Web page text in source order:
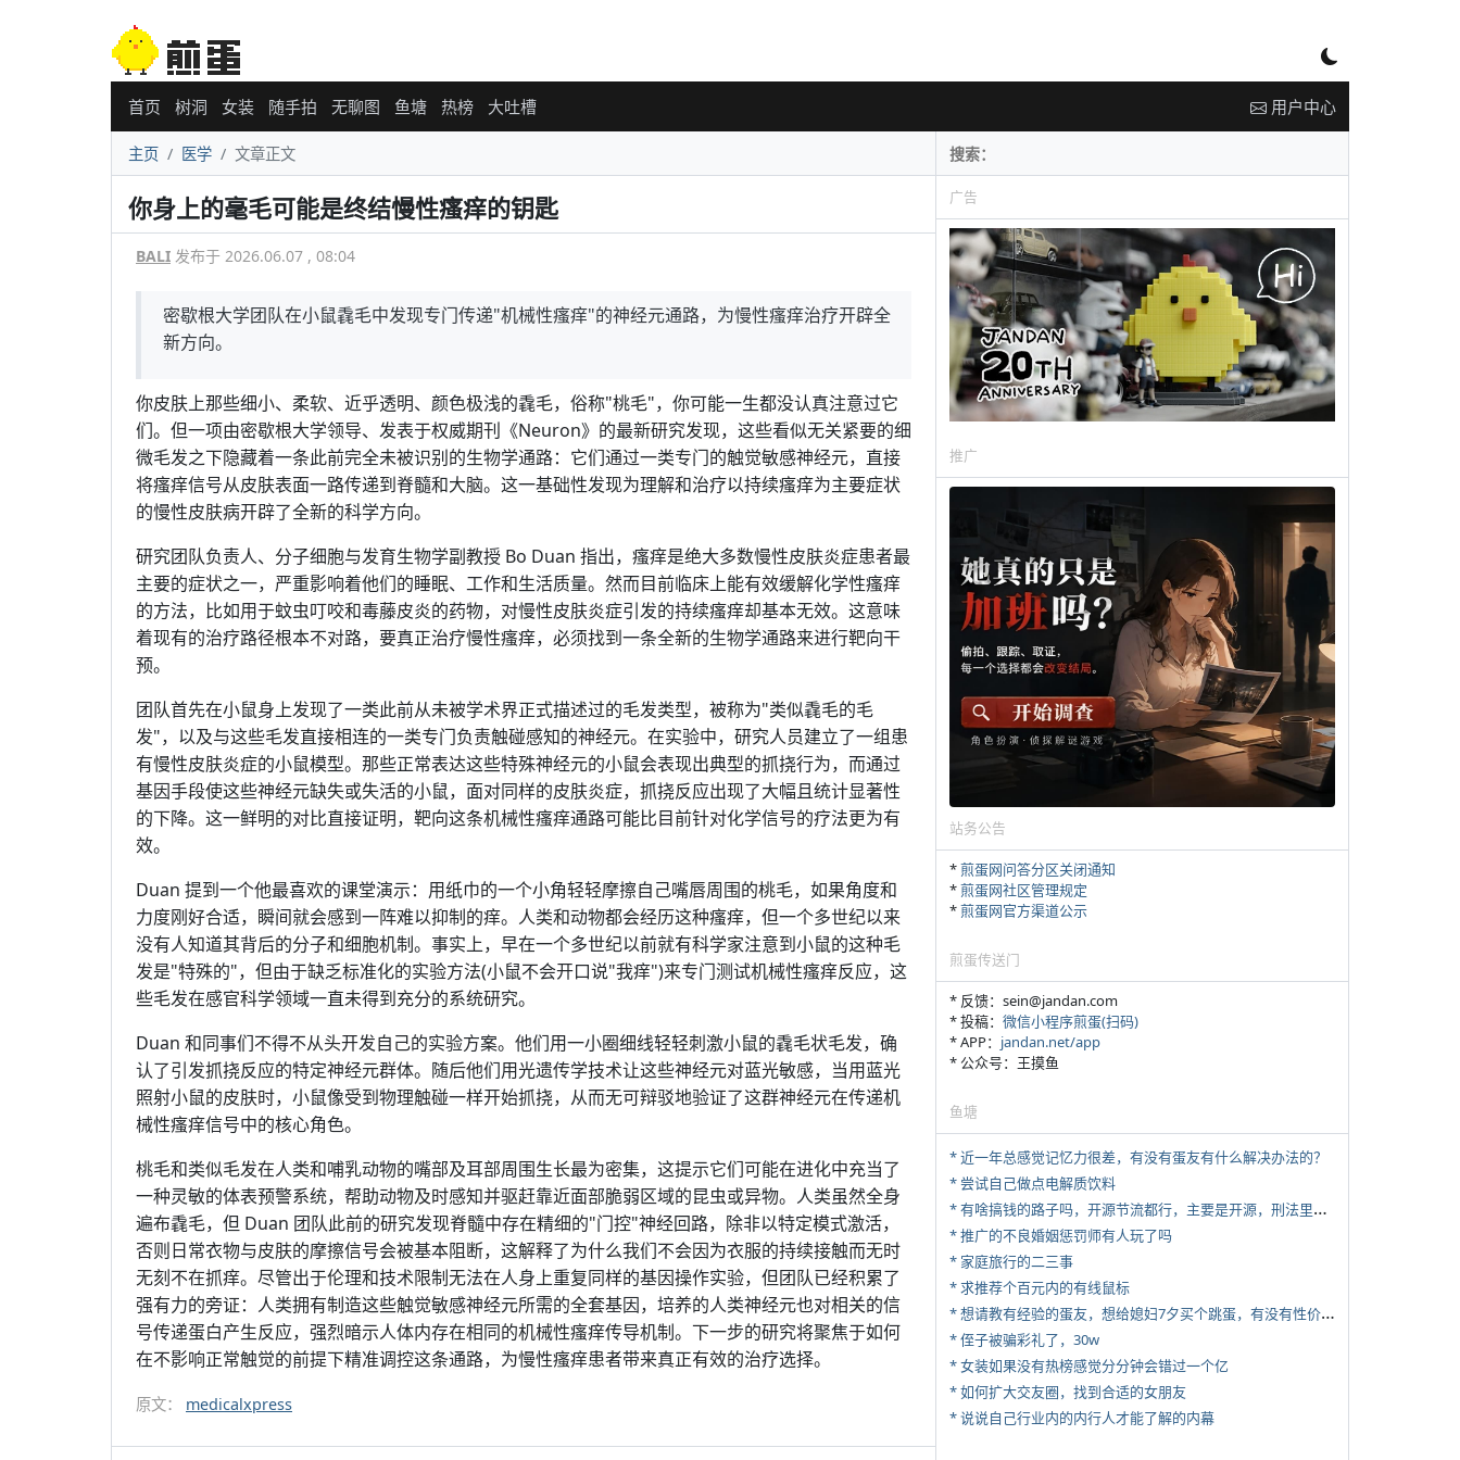
首页 树洞 女装 随手拍 无聊图 鱼塘 热榜 大吐槽 用户中心
主页 医学 文章正文
你身上的毫毛可能是终结慢性瘙痒的钥匙
BALI 发布于 2026.06.07 , 08:04
密歇根大学团队在小鼠毳毛中发现专门传递"机械性瘙痒"的神经元通路，为慢性瘙痒治疗开辟全
新方向。
你皮肤上那些细小、柔软、近乎透明、颜色极浅的毳毛，俗称"桃毛"，你可能一生都没认真注意过它
们。但一项由密歇根大学领导、发表于权威期刊《Neuron》的最新研究发现，这些看似无关紧要的细
微毛发之下隐藏着一条此前完全未被识别的生物学通路：它们通过一类专门的触觉敏感神经元，直接
将瘙痒信号从皮肤表面一路传递到脊髓和大脑。这一基础性发现为理解和治疗以持续瘙痒为主要症状
的慢性皮肤病开辟了全新的科学方向。
研究团队负责人、分子细胞与发育生物学副教授 Bo Duan 指出，瘙痒是绝大多数慢性皮肤炎症患者最
主要的症状之一，严重影响着他们的睡眠、工作和生活质量。然而目前临床上能有效缓解化学性瘙痒
的方法，比如用于蚊虫叮咬和毒藤皮炎的药物，对慢性皮肤炎症引发的持续瘙痒却基本无效。这意味
着现有的治疗路径根本不对路，要真正治疗慢性瘙痒，必须找到一条全新的生物学通路来进行靶向干
预。
团队首先在小鼠身上发现了一类此前从未被学术界正式描述过的毛发类型，被称为"类似毳毛的毛
发"，以及与这些毛发直接相连的一类专门负责触碰感知的神经元。在实验中，研究人员建立了一组患
有慢性皮肤炎症的小鼠模型。那些正常表达这些特殊神经元的小鼠会表现出典型的抓挠行为，而通过
基因手段使这些神经元缺失或失活的小鼠，面对同样的皮肤炎症，抓挠反应出现了大幅且统计显著性
的下降。这一鲜明的对比直接证明，靶向这条机械性瘙痒通路可能比目前针对化学信号的疗法更为有
效。
Duan 提到一个他最喜欢的课堂演示：用纸巾的一个小角轻轻摩擦自己嘴唇周围的桃毛，如果角度和
力度刚好合适，瞬间就会感到一阵难以抑制的痒。人类和动物都会经历这种瘙痒，但一个多世纪以来
没有人知道其背后的分子和细胞机制。事实上，早在一个多世纪以前就有科学家注意到小鼠的这种毛
发是"特殊的"，但由于缺乏标准化的实验方法(小鼠不会开口说"我痒")来专门测试机械性瘙痒反应，这
些毛发在感官科学领域一直未得到充分的系统研究。
Duan 和同事们不得不从头开发自己的实验方案。他们用一小圈细线轻轻刺激小鼠的毳毛状毛发，确
认了引发抓挠反应的特定神经元群体。随后他们用光遗传学技术让这些神经元对蓝光敏感，当用蓝光
照射小鼠的皮肤时，小鼠像受到物理触碰一样开始抓挠，从而无可辩驳地验证了这群神经元在传递机
械性瘙痒信号中的核心角色。
桃毛和类似毛发在人类和哺乳动物的嘴部及耳部周围生长最为密集，这提示它们可能在进化中充当了
一种灵敏的体表预警系统，帮助动物及时感知并驱赶靠近面部脆弱区域的昆虫或异物。人类虽然全身
遍布毳毛，但 Duan 团队此前的研究发现脊髓中存在精细的"门控"神经回路，除非以特定模式激活，
否则日常衣物与皮肤的摩擦信号会被基本阻断，这解释了为什么我们不会因为衣服的持续接触而无时
无刻不在抓痒。尽管出于伦理和技术限制无法在人身上重复同样的基因操作实验，但团队已经积累了
强有力的旁证：人类拥有制造这些触觉敏感神经元所需的全套基因，培养的人类神经元也对相关的信
号传递蛋白产生反应，强烈暗示人体内存在相同的机械性瘙痒传导机制。下一步的研究将聚焦于如何
在不影响正常触觉的前提下精准调控这条通路，为慢性瘙痒患者带来真正有效的治疗选择。
原文： medicalxpress
广告
推广
站务公告
*煎蛋网问答分区关闭通知
*煎蛋网社区管理规定
*煎蛋网官方渠道公示
煎蛋传送门
* 反馈：sein@jandan.com
* 投稿： 微信小程序煎蛋(扫码)
* APP： jandan.net/app
* 公众号：王摸鱼
鱼塘
* 近一年总感觉记忆力很差，有没有蛋友有什么解决办法的？
* 尝试自己做点电解质饮料
*
有啥搞钱的路子吗，开源节流都行，主要是开源，刑法里的咱不做
* 推广的不良婚姻惩罚师有人玩了吗
* 家庭旅行的二三事
* 求推荐个百元内的有线鼠标
*
想请教有经验的蛋友，想给媳妇7夕买个跳蛋，有没有性价比高的推荐
* 侄子被骗彩礼了，30w
* 女装如果没有热榜感觉分分钟会错过一个亿
* 如何扩大交友圈，找到合适的女朋友
* 说说自己行业内的内行人才能了解的内幕